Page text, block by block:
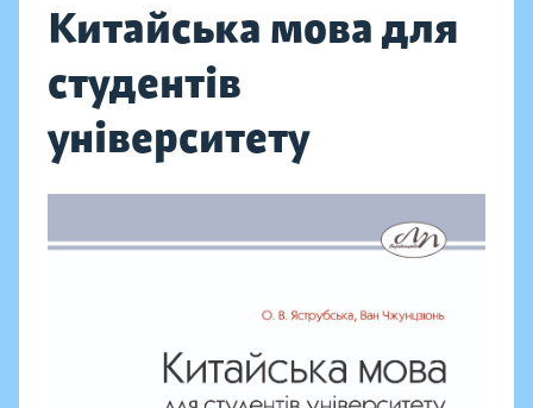
Китайська мова для
студентів
університету